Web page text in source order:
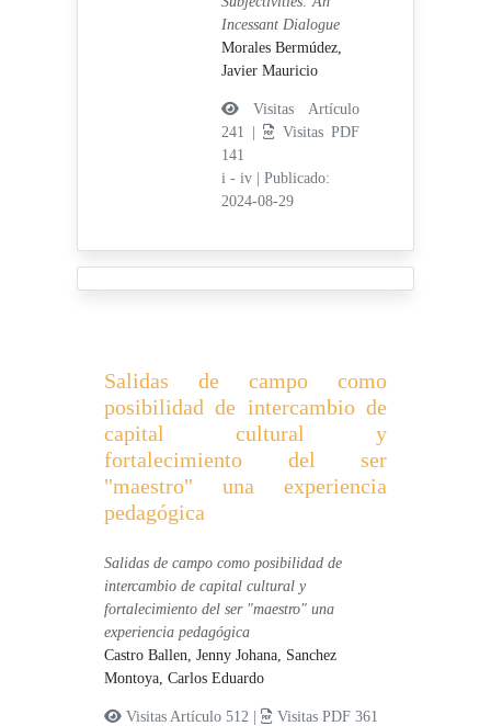
Incessant Dialogue
Morales Bermúdez,
Javier Mauricio
Visitas Artículo
241 |
Visitas PDF
141
i - iv
Publicado:
2024-08-29
Salidas de campo como
posibilidad de intercambio de
capital cultural y
fortalecimiento del ser
"maestro" una experiencia
pedagógica
Salidas de campo como posibilidad de
intercambio de capital cultural y
fortalecimiento del ser "maestro" una
experiencia pedagógica
Castro Ballen, Jenny Johana, Sanchez
Montoya, Carlos Eduardo
Visitas Artículo 512 | Visitas PDF 361